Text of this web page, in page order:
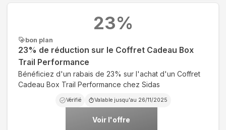
bon plan
23% de réduction sur le Coffret Cadeau Box
Trail Performance
Bénéficiez d'un rabais de 23% sur l'achat d'un Coffret
Cadeau Box Trail Performance chez Sidas
Vérifié Valable jusqu'au 26/11/2025
Voir l'offre
23%